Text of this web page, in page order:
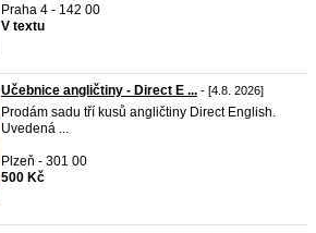
Praha 4 - 142 00
V textu
Učebnice angličtiny - Direct E ... - [4.8. 2026]
Prodám sadu tří kusů angličtiny Direct English.
Uvedená ...
Plzeň - 301 00
500 Kč